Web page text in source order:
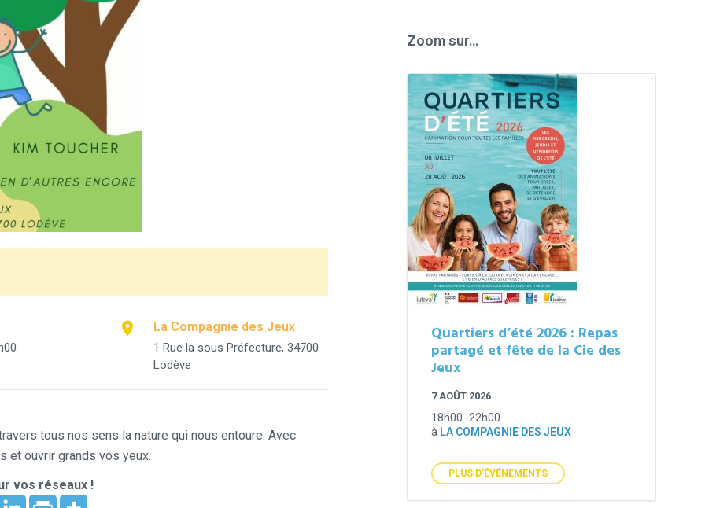
La Compagnie des Jeux
1 Rue la sous Préfecture, 34700
Lodève
tous nos sens la nature qui nous entoure. Avec
et ouvrir grands vos yeux.
vos réseaux !
Zoom sur…
Quartiers d’été 2026 : Repas
partagé et fête de la Cie des
Jeux
7 AOÛT 2026
18h00 -22h00
à LA COMPAGNIE DES JEUX
PLUS D'ÉVÉNEMENTS